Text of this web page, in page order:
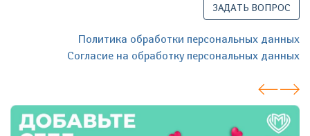
ЗАДАТЬ ВОПРОС
Политика обработки персональных данных
Согласие на обработку персональных данных